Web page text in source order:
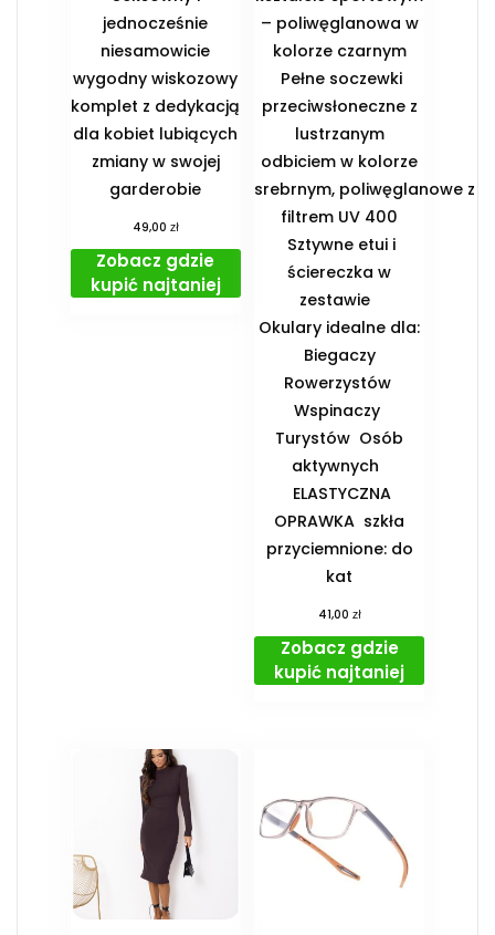
jednocześnie
niesamowicie
wygodny wiskozowy
komplet z dedykacją
dla kobiet lubiących
zmiany w swojej
garderobie
49,00 zł
Zobacz gdzie
kupić najtaniej
– poliwęglanowa w
kolorze czarnym
Pełne soczewki
przeciwsłoneczne z
lustrzanym
odbiciem w kolorze
srebrnym, poliwęglanowe z
filtrem UV 400
Sztywne etui i
ściereczka w
zestawie
️Okulary idealne dla:
️ Biegaczy ️
Rowerzystów ️
Wspinaczy ️
Turystów ️ Osób
aktywnych
️ ELASTYCZNA
OPRAWKA ️ szkła
przyciemnione: do
kat
41,00 zł
Zobacz gdzie
kupić najtaniej